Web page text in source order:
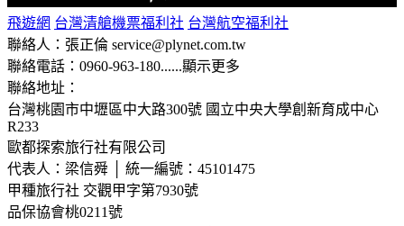
飛遊網 台灣清艙機票福利社 台灣航空福利社
聯絡人：張正倫 service@plynet.com.tw
聯絡電話：0960-963-180......顯示更多
聯絡地址：
台灣桃園市中壢區中大路300號 國立中央大學創新育成中心
R233
歐都探索旅行社有限公司
代表人：梁信舜 │ 統一編號：45101475
甲種旅行社 交觀甲字第7930號
品保協會桃0211號